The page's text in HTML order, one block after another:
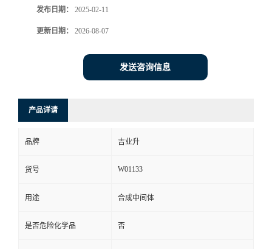
发布日期： 2025-02-11
更新日期： 2026-08-07
发送咨询信息
产品详请
品牌 吉业升
货号 W01133
用途 合成中间体
是否危险化学品 否